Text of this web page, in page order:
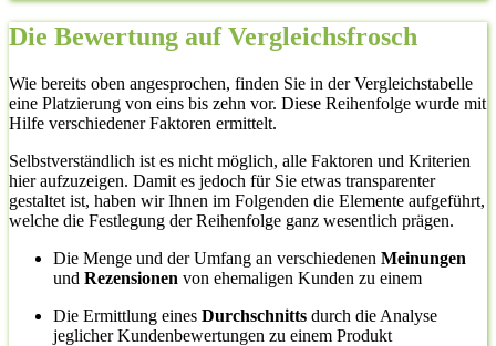
Die Bewertung auf Vergleichsfrosch
Wie bereits oben angesprochen, finden Sie in der Vergleichstabelle
eine Platzierung von eins bis zehn vor. Diese Reihenfolge wurde mit
Hilfe verschiedener Faktoren ermittelt.
Selbstverständlich ist es nicht möglich, alle Faktoren und Kriterien
hier aufzuzeigen. Damit es jedoch für Sie etwas transparenter
gestaltet ist, haben wir Ihnen im Folgenden die Elemente aufgeführt,
welche die Festlegung der Reihenfolge ganz wesentlich prägen.
Die Menge und der Umfang an verschiedenen Meinungen
und Rezensionen von ehemaligen Kunden zu einem
Die Ermittlung eines Durchschnitts durch die Analyse
jeglicher Kundenbewertungen zu einem Produkt